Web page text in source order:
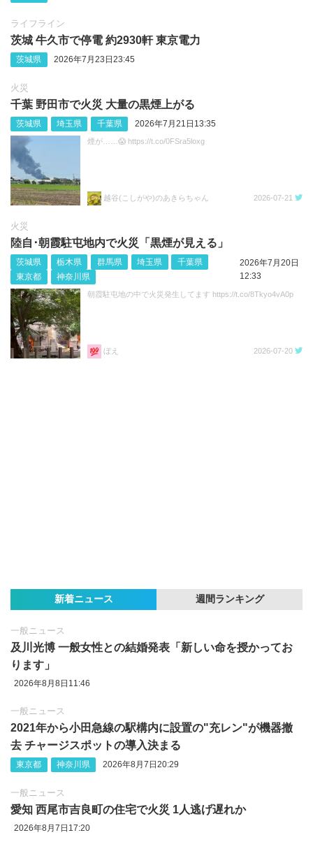
ライフライン
茨城 牛久市で停電 約2930軒 東京電力
茨城県 2026年7月23日23:45
火災
千葉 野田市で火災 大量の黒煙上がる
茨城県 埼玉県 千葉県 2026年7月21日13:35
煙が……😱 https://t.co/0FSra5loxg
越谷(こしがや)のあきらちゃん 2026-07-21
火災
陸自･朝霞駐屯地内で火災「黒煙が見える」
茨城県 栃木県 群馬県 埼玉県
千葉県
東京都
神奈川県
2026年7月20日
12:33
朝霞駐屯地の中で火災発生してます https://t.co/8Tkyo4vA0p
ぼえ 2026-07-20
新着ニュース 週間ランキング
一般ニュース
及川光博 一般女性との結婚発表「新しい命を授かってお
ります」
2026年8月8日11:46
一般ニュース
2021年から小田急線の駅構内に設置の"充レン"が機器撤
去 チャージスポットの導入決まる
東京都 神奈川県 2026年8月7日20:29
一般ニュース
愛知 西尾市吉良町の住宅で火災 1人逃げ遅れか
2026年8月7日17:20